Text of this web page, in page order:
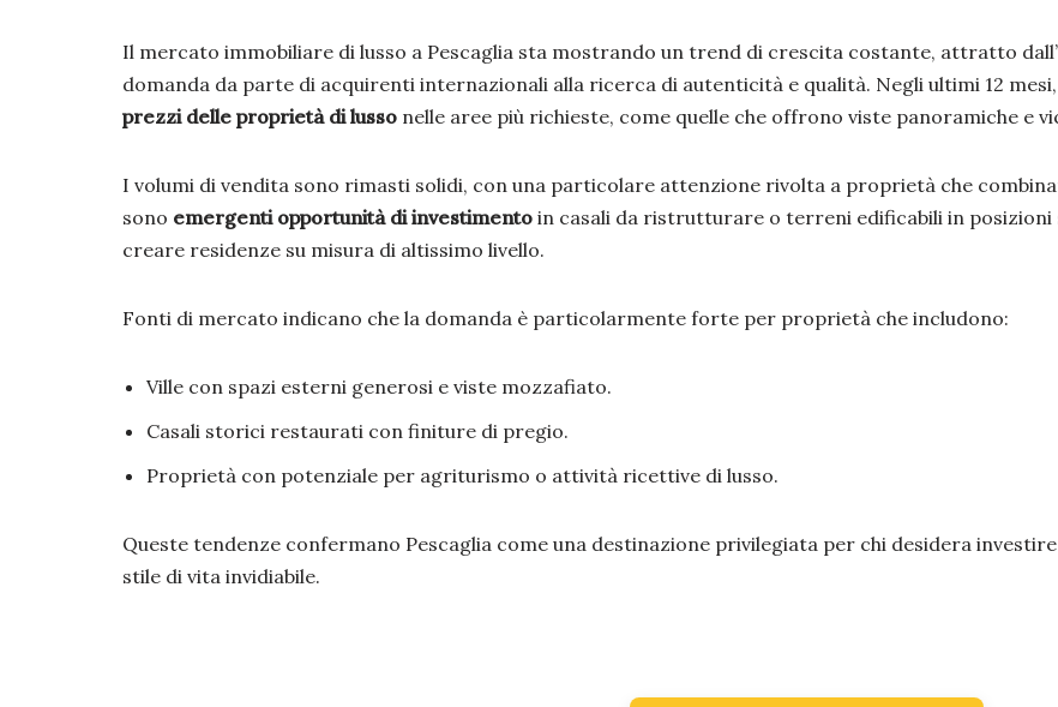
Il mercato immobiliare di lusso a Pescaglia sta mostrando un trend di crescita costante, attratto
domanda da parte di acquirenti internazionali alla ricerca di autenticità e qualità. Negli ultimi 12
prezzi delle proprietà di lusso nelle aree più richieste, come quelle che offrono viste panoramiche e
I volumi di vendita sono rimasti solidi, con una particolare attenzione rivolta a proprietà che
sono emergenti opportunità di investimento in casali da ristrutturare o terreni edificabili in
creare residenze su misura di altissimo livello.
Fonti di mercato indicano che la domanda è particolarmente forte per proprietà che includono:
Ville con spazi esterni generosi e viste mozzafiato.
Casali storici restaurati con finiture di pregio.
Proprietà con potenziale per agriturismo o attività ricettive di lusso.
Queste tendenze confermano Pescaglia come una destinazione privilegiata per chi desidera
stile di vita invidiabile.